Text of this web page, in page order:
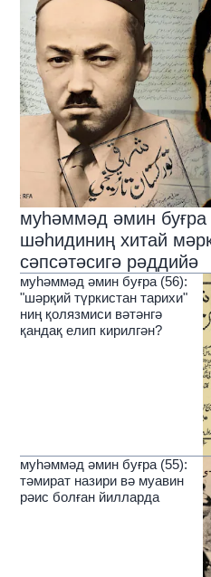
муһәммәд әмин буғра
шәһидиниң хитай
сәпсәтәсигә рәддийә
муһәммәд әмин буғра (56):
"шәрқий түркистан тарихи"
ниң қолязмиси вәтәнгә
қандақ елип кирилгән?
муһәммәд әмин буғра (55):
тәмират назири вә муавин
рәис болған йилларда